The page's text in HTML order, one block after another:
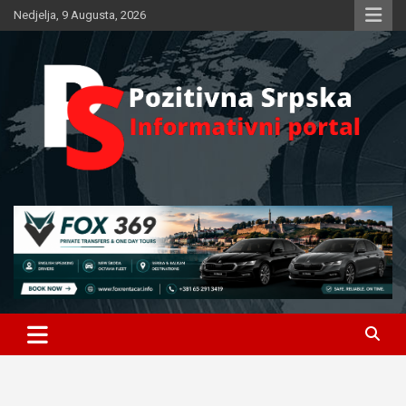
Skip
to
Nedjelja, 9 Augusta, 2026
Pozitivna Srpska